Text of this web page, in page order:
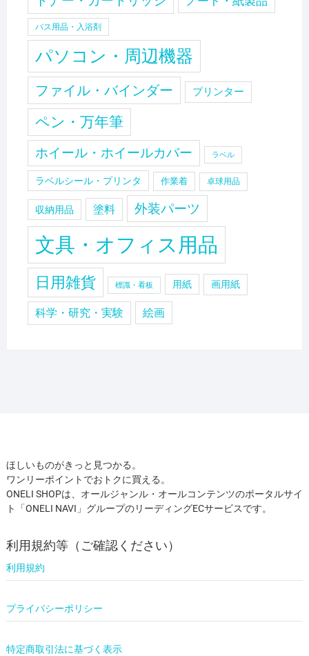
バス用品・入浴剤
パソコン・周辺機器
ファイル・バインダー プリンター
ペン・万年筆
ホイール・ホイールカバー ラベル
ラベルシール・プリンタ 作業着 卓球用品
収納用品 塗料 外装パーツ
文具・オフィス用品
日用雑貨 標識・看板 用紙 画用紙
科学・研究・実験 絵画
ほしいものがきっと見つかる。
ワンリーポイントでおトクに買える。
ONELI SHOPは、オールジャンル・オールコンテンツのポータルサイ
ト「ONELI NAVI」グループのリーディングECサービスです。
利用規約等（ご確認ください）
利用規約
プライバシーポリシー
特定商取引法に基づく表示